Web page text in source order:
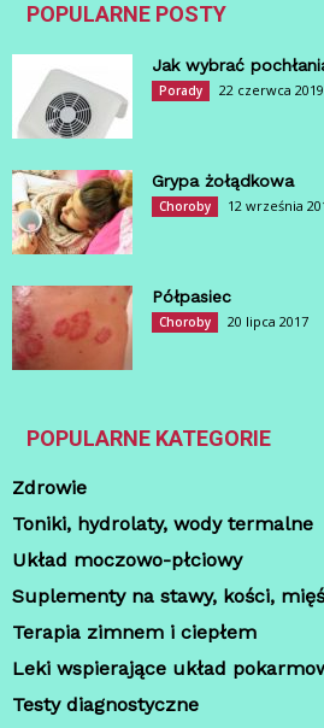
POPULARNE POSTY
Jak wybrać
Porady 22 czerwca 2019
Grypa żołądkowa
Choroby 12 września
Półpasiec
Choroby 20 lipca 2017
POPULARNE KATEGORIE
Zdrowie
Toniki, hydrolaty, wody termalne
Układ moczowo-płciowy
Suplementy na stawy, kości,
Terapia zimnem i ciepłem
Leki wspierające układ
Testy diagnostyczne